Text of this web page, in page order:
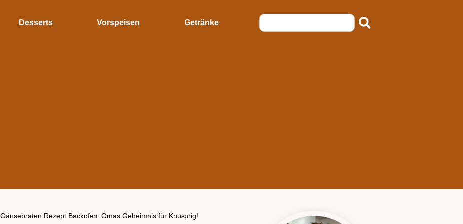
Desserts Vorspeisen Getränke
Gänsebraten Rezept Backofen: Omas Geheimnis für Knusprig!